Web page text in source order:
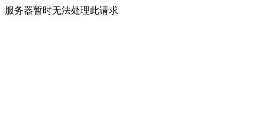
服务器暂时无法处理此请求